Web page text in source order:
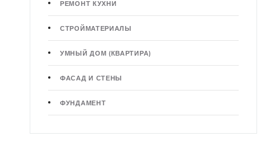
РЕМОНТ КУХНИ
СТРОЙМАТЕРИАЛЫ
УМНЫЙ ДОМ (КВАРТИРА)
ФАСАД И СТЕНЫ
ФУНДАМЕНТ